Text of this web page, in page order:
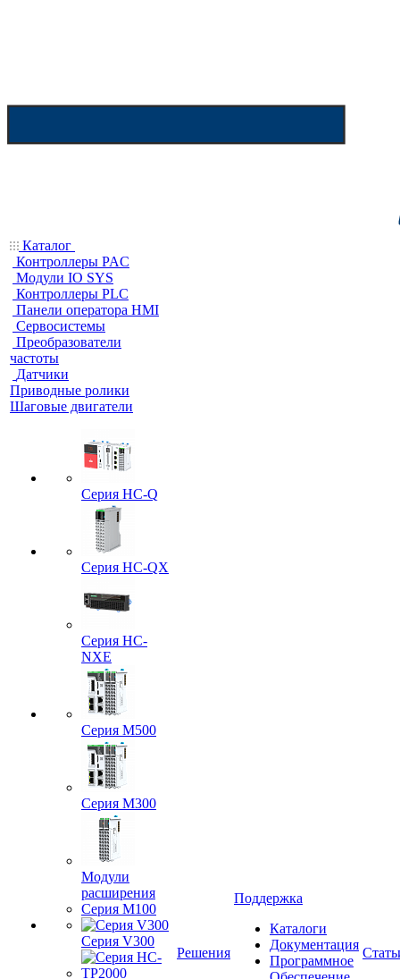
Каталог
Контроллеры PAC
Модули IO SYS
Контроллеры PLC
Панели оператора HMI
Сервосистемы
Преобразователи
частоты
Датчики
Приводные ролики
Шаговые двигатели
Серия HC-Q
Серия HC-QX
Серия HC-
NXE
Серия M500
Серия M300
Модули
расширения
Серия M100
Серия V300
Решения
Поддержка
Каталоги
Документация
Программное